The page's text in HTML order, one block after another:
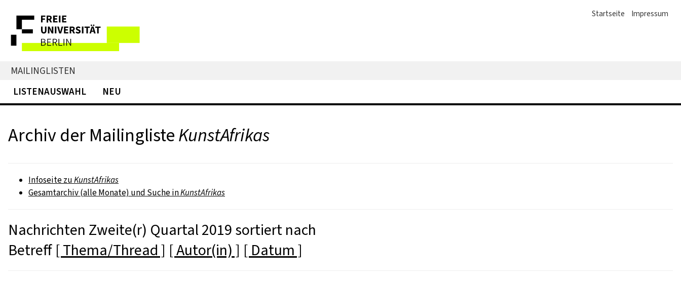
Startseite Impressum
MAILINGLISTEN
LISTENAUSWAHL
NEU
Archiv der MailinglisteKunstAfrikas
Infoseite zuKunstAfrikas
Gesamtarchiv (alle Monate) und Suche inKunstAfrikas
Nachrichten Zweite(r) Quartal 2019 sortiert nach
Betreff [ Thema/Thread ] [ Autor(in) ] [ Datum ]